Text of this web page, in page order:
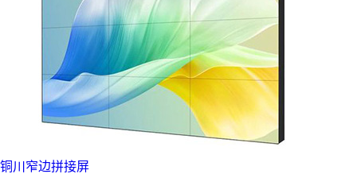
铜川窄边拼接屏